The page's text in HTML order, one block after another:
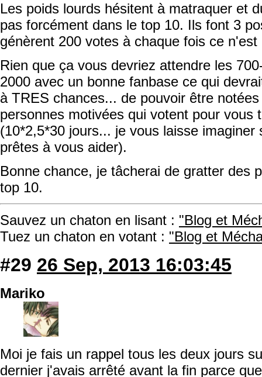
Les poids lourds hésitent à matraquer et
pas forcément dans le top 10. Ils font 3
génèrent 200 votes à chaque fois ce
Rien que ça vous devriez attendre les
2000 avec un bonne fanbase ce qui
à TRES chances... de pouvoir être
personnes motivées qui votent pour vous
(10*2,5*30 jours... je vous laisse
prêtes à vous aider).
Bonne chance, je tâcherai de gratter des
top 10.
Sauvez un chaton en lisant : "Blog et
Tuez un chaton en votant : "Blog et
#29 26 Sep, 2013 16:03:45
Mariko
Moi je fais un rappel tous les deux jours
dernier j'avais arrêté avant la fin parce